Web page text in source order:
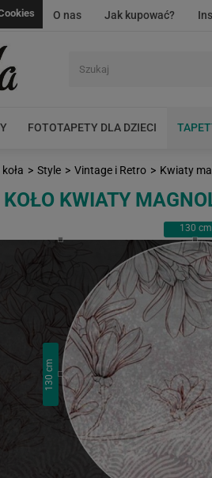
O nas Jak kupować?
FOTOTAPETY DLA DZIECI
> Style > Vintage i Retro > Kwiaty
KWIATY
130 cm
130
cm